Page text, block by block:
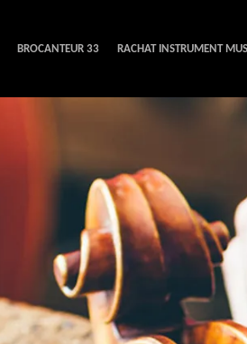
BROCANTEUR 33 RACHAT INSTRUMENT